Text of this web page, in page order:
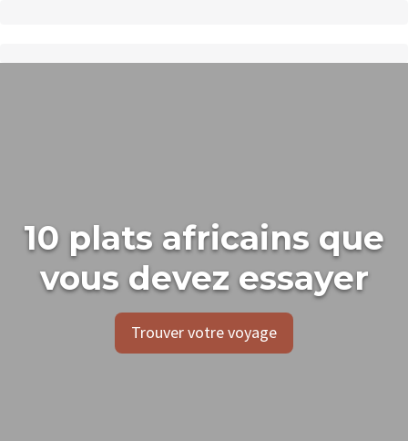
10 plats africains que
vous devez essayer
Trouver votre voyage